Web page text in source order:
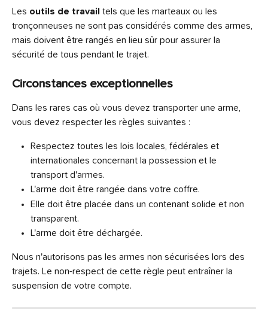
Les outils de travail tels que les marteaux ou les
tronçonneuses ne sont pas considérés comme des armes,
mais doivent être rangés en lieu sûr pour assurer la
sécurité de tous pendant le trajet.
Circonstances exceptionnelles
Dans les rares cas où vous devez transporter une arme,
vous devez respecter les règles suivantes :
Respectez toutes les lois locales, fédérales et
internationales concernant la possession et le
transport d'armes.
L'arme doit être rangée dans votre coffre.
Elle doit être placée dans un contenant solide et non
transparent.
L'arme doit être déchargée.
Nous n'autorisons pas les armes non sécurisées lors des
trajets. Le non-respect de cette règle peut entraîner la
suspension de votre compte.